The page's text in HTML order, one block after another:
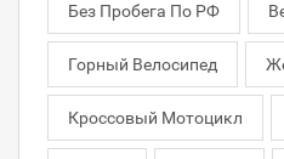
Без Пробега По РФ
Горный Велосипед
Кроссовый Мотоцикл